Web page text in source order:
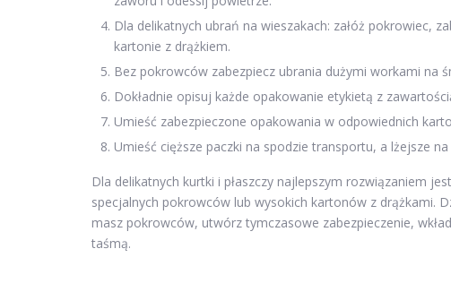
Dla delikatnych ubrań na wieszakach: załóż pokrowiec,
kartonie z drążkiem.
Bez pokrowców zabezpiecz ubrania dużymi workami na
Dokładnie opisuj każde opakowanie etykietą z
Umieść zabezpieczone opakowania w odpowiednich
Umieść cięższe paczki na spodzie transportu, a lżejsze na
Dla delikatnych kurtki i płaszczy najlepszym rozwiązaniem
specjalnych pokrowców lub wysokich kartonów z drążkami.
masz pokrowców, utwórz tymczasowe zabezpieczenie,
taśmą.